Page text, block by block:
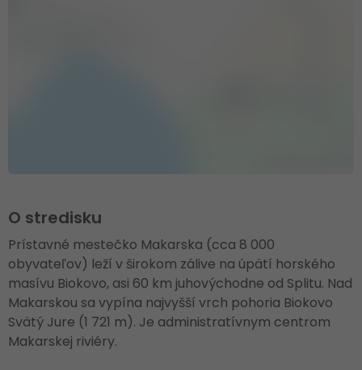
O stredisku
Prístavné mestečko Makarska (cca 8 000
obyvateľov) leží v širokom zálive na úpätí horského
masívu Biokovo, asi 60 km juhovýchodne od Splitu. Nad
Makarskou sa vypína najvyšší vrch pohoria Biokovo
Svätý Jure (1 721 m). Je administratívnym centrom
Makarskej riviéry.